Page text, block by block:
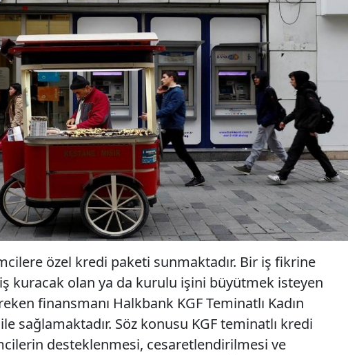
özel kredi paketi sunmaktadır. Bir iş fikrine
kuracak olan ya da kurulu işini büyütmek isteyen
finansmanı Halkbank KGF Teminatlı Kadın
sağlamaktadır. Söz konusu KGF teminatlı kredi
desteklenmesi, cesaretlendirilmesi ve